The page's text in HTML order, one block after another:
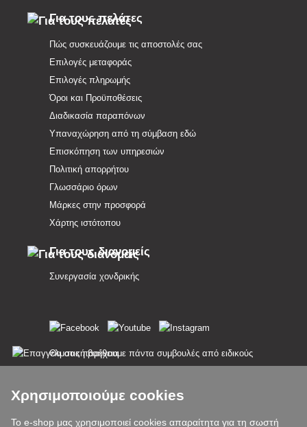
Για τους πελάτες
Πώς συσκευάζουμε τις αποστολές σας
Επιλογές μεταφοράς
Επιλογές πληρωμής
Όροι και Προϋποθέσεις
Διαδικασία παραπόνων
Υπαναχώρηση από τη σύμβαση εδώ
Επισκόπηση των υπηρεσιών
Πολιτική απορρήτου
Γλωσσάριο όρων
Μάρκες στην προσφορά
Χάρτης ιστότοπου
Για τους διανομείς
Συνεργασία χονδρικής
Θα σας παρέχουμε πάντα συμβουλές από ειδικούς
Χρησιμοποιούμε cookies
Το e-shop μας χρησιμοποιεί cookies απαραίτητα για τη σωστή